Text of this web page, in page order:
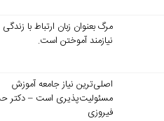
مرگ بعنوان زبان ارتباط با زندگی
نیازمند آموختن است.
اصلی‌ترین نیاز جامعه آموزش
مسئولیت‌پذیری است – دکتر
فیروزی